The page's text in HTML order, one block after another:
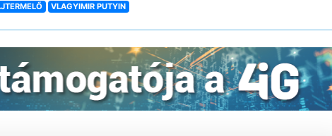
VLAGYIMIR PUTYIN